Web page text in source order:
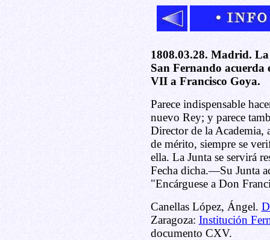
1808.03.28. Madrid. La
San Fernando
VII a Francisco Goya.
Parece indispensable
nuevo Rey; y parece
Director de la Academia,
de mérito, siempre se
ella. La Junta se servirá
Fecha dicha.—Su Junta
"Encárguese a Don
Canellas López, Ángel.
Zaragoza: Institución
documento CXV.